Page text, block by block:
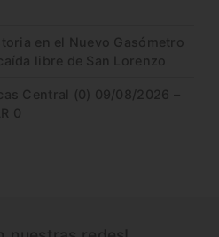
en el Nuevo Gasómetro
libre de San Lorenzo
Central (0) 09/08/2026 –
0